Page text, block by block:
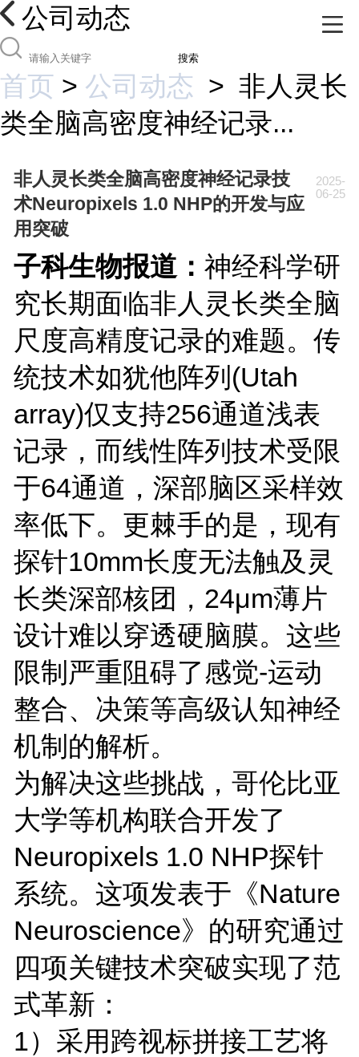
公司动态
搜索
首页 > 公司动态 > 非人灵长
类全脑高密度神经记录...
非人灵长类全脑高密度神经记录技
术Neuropixels 1.0 NHP的开发与应
用突破
2025-
06-25
子科生物报道： 神经科学研
究长期面临非人灵长类全脑
尺度高精度记录的难题。传
统技术如犹他阵列(Utah
array)仅支持256通道浅表
记录，而线性阵列技术受限
于64通道，深部脑区采样效
率低下。更棘手的是，现有
探针10mm长度无法触及灵
长类深部核团，24μm薄片
设计难以穿透硬脑膜。这些
限制严重阻碍了感觉-运动
整合、决策等高级认知神经
机制的解析。
为解决这些挑战，哥伦比亚
大学等机构联合开发了
Neuropixels 1.0 NHP探针
系统。这项发表于《Nature
Neuroscience》的研究通过
四项关键技术突破实现了范
式革新：
1）采用跨视标拼接工艺将